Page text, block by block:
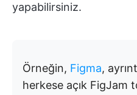
yapabilirsiniz.
Örneğin, Figma,
herkese açık FigJam